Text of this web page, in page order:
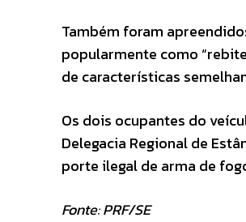
Também foram
popularmente como
de características
Os dois ocupantes do
Delegacia Regional de
porte ilegal de arma de
Fonte: PRF/SE